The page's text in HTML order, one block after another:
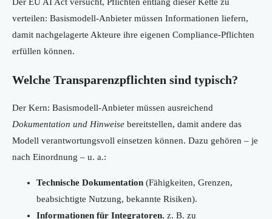
Der EU AI Act versucht, Pflichten entlang dieser Kette zu
verteilen: Basismodell-Anbieter müssen Informationen liefern,
damit nachgelagerte Akteure ihre eigenen Compliance-Pflichten
erfüllen können.
Welche Transparenzpflichten sind typisch?
Der Kern: Basismodell-Anbieter müssen ausreichend
Dokumentation und Hinweise bereitstellen, damit andere das
Modell verantwortungsvoll einsetzen können. Dazu gehören – je
nach Einordnung – u. a.:
Technische Dokumentation (Fähigkeiten, Grenzen,
beabsichtigte Nutzung, bekannte Risiken).
Informationen für Integratoren, z. B. zu